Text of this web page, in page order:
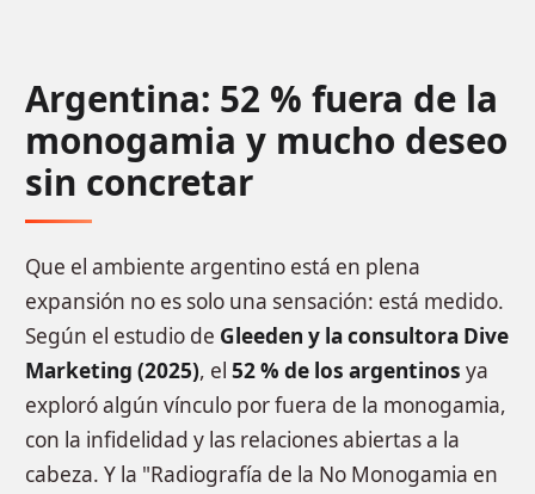
Argentina: 52 % fuera de la
monogamia y mucho deseo
sin concretar
Que el ambiente argentino está en plena
expansión no es solo una sensación: está medido.
Según el estudio de Gleeden y la consultora Dive
Marketing (2025), el 52 % de los argentinos ya
exploró algún vínculo por fuera de la monogamia,
con la infidelidad y las relaciones abiertas a la
cabeza. Y la "Radiografía de la No Monogamia en